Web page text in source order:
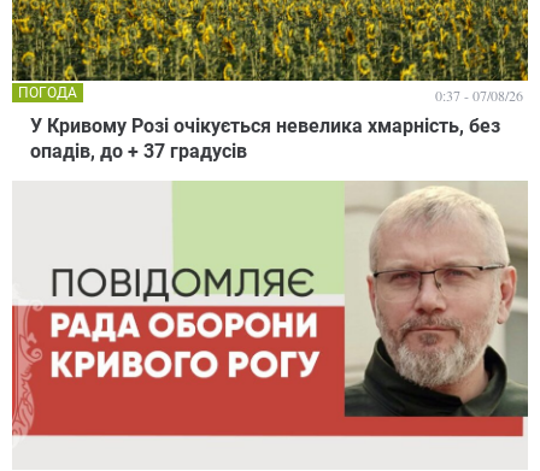
У Кривому Розі очікується невелика хмарність, без
опадів, до + 37 градусів
ПОГОДА 0:37 - 07/08/26